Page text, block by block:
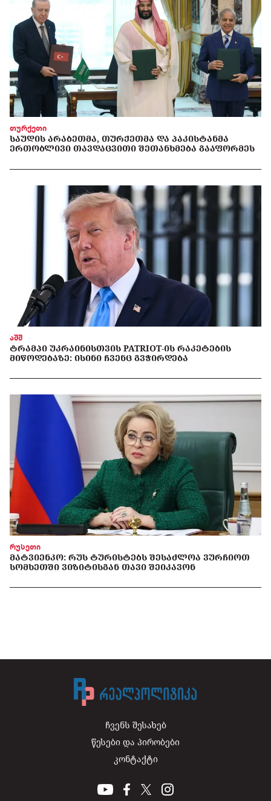
თურქეთი
ᲡᲐᲣᲓᲘᲡ ᲐᲠᲐᲑᲔᲗᲛᲐ, ᲗᲣᲠᲥᲔᲗᲛᲐ ᲓᲐ ᲞᲐᲙᲘᲡᲢᲐᲜᲛᲐ
ᲔᲠᲗᲝᲑᲚᲘᲕᲘ ᲗᲐᲕᲓᲐᲪᲕᲘᲗᲘ ᲨᲔᲗᲐᲜᲮᲛᲔᲑᲐ ᲒᲐᲐᲤᲝᲠᲛᲔᲡ
აშშ
ᲢᲠᲐᲛᲞᲘ ᲣᲙᲠᲐᲘᲜᲘᲡᲗᲕᲘᲡ PATRIOT-ᲘᲡ ᲠᲐᲙᲔᲢᲔᲑᲘᲡ
ᲛᲘᲬᲝᲓᲔᲑᲐᲖᲔ: ᲘᲡᲘᲜᲘ ᲩᲕᲔᲜᲪ ᲒᲕᲭᲘᲠᲓᲔᲑᲐ
რუსეთი
ᲛᲐᲢᲕᲘᲔᲜᲙᲝ: ᲠᲣᲡ ᲢᲣᲠᲘᲡᲢᲔᲑᲡ ᲨᲔᲡᲐᲫᲚᲝᲐ ᲕᲣᲠᲩᲘᲝᲗ
ᲡᲝᲛᲮᲔᲗᲨᲘ ᲕᲘᲖᲘᲢᲘᲡᲒᲐᲜ ᲗᲐᲕᲘ ᲨᲔᲘᲙᲐᲕᲝᲜ
ჩვენს შესახებ
წესები და პირობები
კონტაქტი